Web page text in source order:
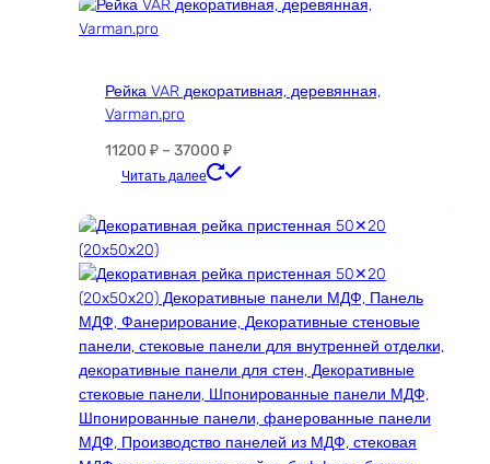
Рейка VAR декоративная, деревянная,
Varman.pro
11200 ₽ – 37000 ₽Диапазон
цен:
–
Читать далее
имеет
вариаций.
Опции
можно
выбрать
на
странице
товара.